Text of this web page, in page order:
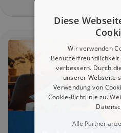
Diese
Wir verwenden
verbessern. Durch
unserer Webseite
Verwendung von
Cookie-Richtlinie zu.
Alle Partner